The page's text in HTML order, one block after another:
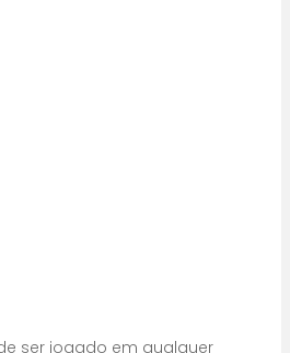
ser jogado em qualquer